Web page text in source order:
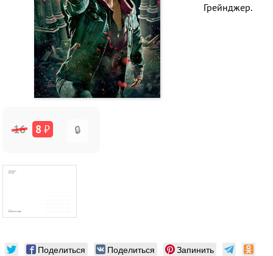
Грейнджер.
16 8 ₽ 🔒
Поделиться Поделиться Запинить